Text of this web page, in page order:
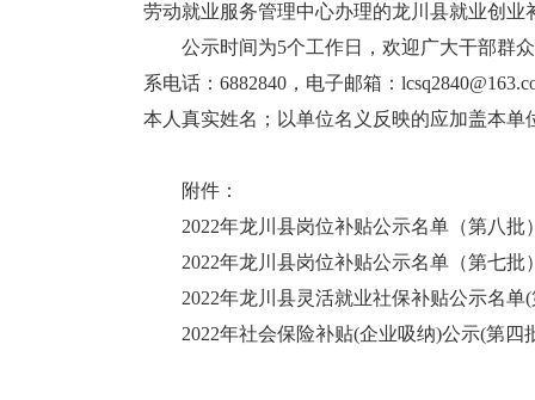
劳动就业服务管理中心办理的龙川县就业创业
公示时间为5个工作日，欢迎广大干部群众
系电话：6882840，电子邮箱：
本人真实姓名；以单位名义反映的应加盖本
附件：
2022年龙川县岗位补贴公示名单（第八批
2022年龙川县岗位补贴公示名单（第七批
2022年龙川县灵活就业社保补贴公示名单
2022年社会保险补贴(企业吸纳)公示(第四